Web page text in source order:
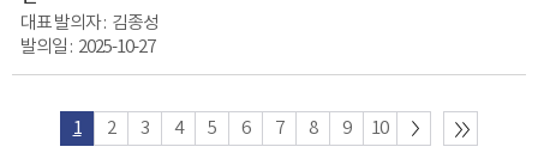
김종성
2025-10-27
1 2 3 4 5 6 7 8 9 10